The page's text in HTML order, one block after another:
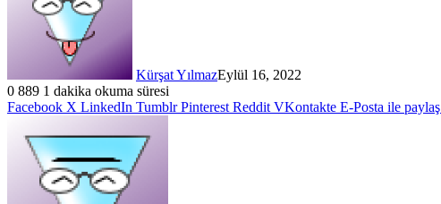
Kürşat YılmazEylül 16, 2022
0 889 1 dakika okuma süresi
Facebook X LinkedIn Tumblr Pinterest Reddit VKontakte E-Posta ile paylaş